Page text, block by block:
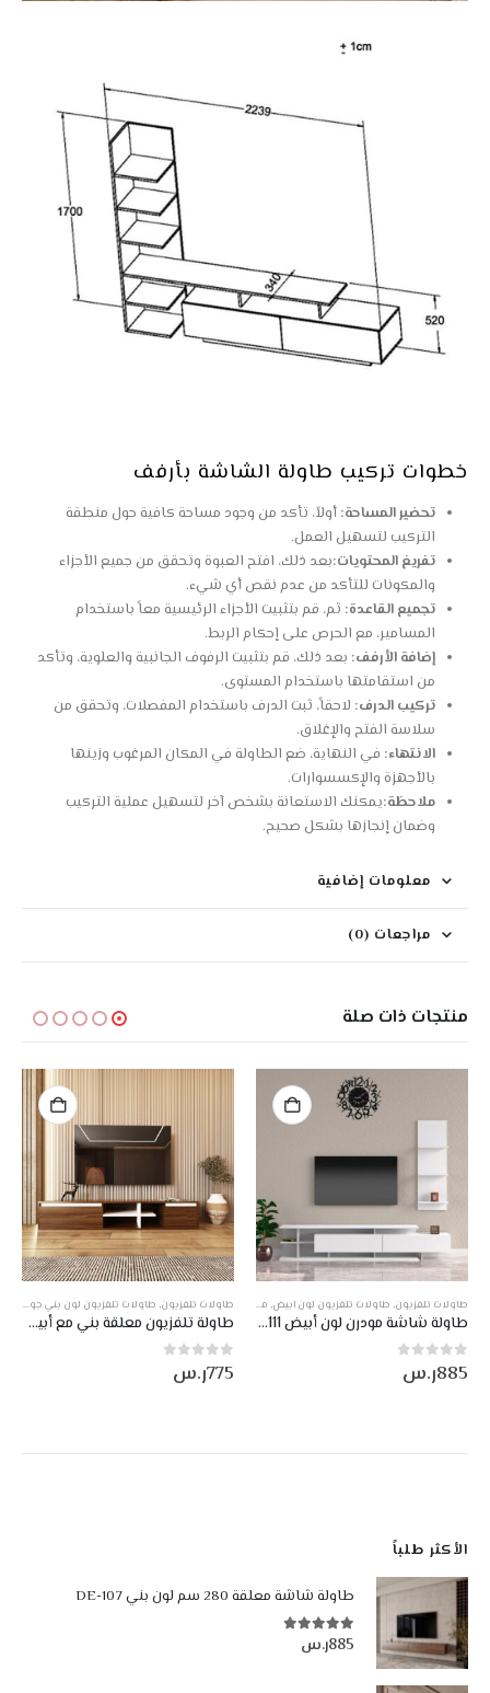
خطوات تركيب طاولة الشاشة بأرفف
تحضير المساحة: أولاً، تأكد من وجود مساحة كافية حول منطقة
التركيب لتسهيل العمل.
تفريغ المحتويات:بعد ذلك، افتح العبوة وتحقق من جميع الأجزاء
والمكونات للتأكد من عدم نقص أي شيء.
تجميع القاعدة: ثم، قم بتثبيت الأجزاء الرئيسية معاً باستخدام
المسامير، مع الحرص على إحكام الربط.
إضافة الأرفف: بعد ذلك، قم بتثبيت الرفوف الجانبية والعلوية، وتأكد
من استقامتها باستخدام المستوى.
تركيب الدرف: لاحقاً، ثبت الدرف باستخدام المفصلات، وتحقق من
سلاسة الفتح والإغلاق.
الانتهاء: في النهاية، ضع الطاولة في المكان المرغوب وزينها
بالأجهزة والإكسسوارات.
ملاحظة:يمكنك الاستعانة بشخص آخر لتسهيل عملية التركيب
وضمان إنجازها بشكل صحيح.
معلومات إضافية
مراجعات (0)
منتجات ذات صلة
,طاولات تلفزيون متحركة,عروض, منتجات صناعة وطني طاولات تلفزيون, طاولات تلفزيون لون ابيض, منتجات صناعة وطني
طاولة شاشة مودرن لون أبيض DE-111
0من أصل 5
885ر.س
طاولات تلفزيون, طاولات تلفزيون لون بني جوزي مع ابيض
طاولة تلفزيون معلقة بني مع أبيض DE-115
0من أصل 5
775ر.س
الأكثر طلباً
طاولة شاشة معلقة 280 سم لون بني DE-107
4.84من أصل 5 885ر.س